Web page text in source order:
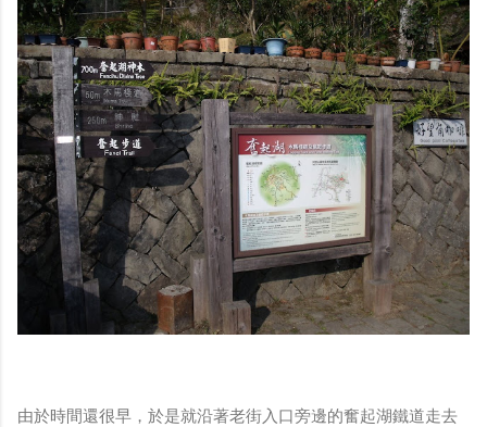
由於時間還很早，於是就沿著老街入口旁邊的奮起湖鐵道走去